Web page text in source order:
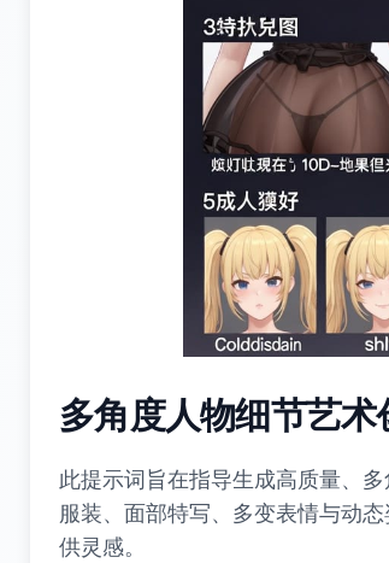
多角度人物细节艺
此提示词旨在指导生成高质量、
服装、面部特写、多变表情与动
供灵感。